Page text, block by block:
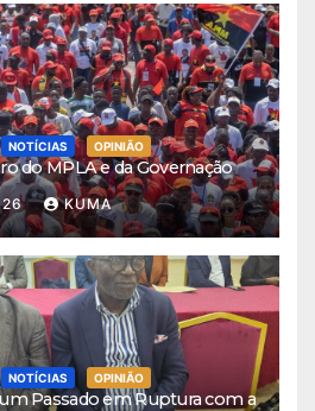
NOTÍCIAS OPINIÃO
do MPLA e da Governação
KUMA
NOTÍCIAS OPINIÃO
Passado em Ruptura com a